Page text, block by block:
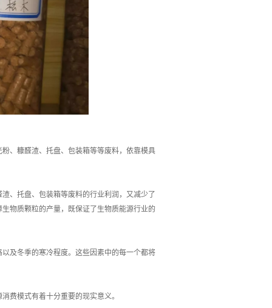
、糠醛渣、托盘、包装箱等等废料，依靠模具
、托盘、包装箱等废料的行业利润，又减少了
生物质颗粒的产量，既保证了生物质能源行业的
及冬季的寒冷程度。这些因素中的每一个都将
费模式有着十分重要的现实意义。